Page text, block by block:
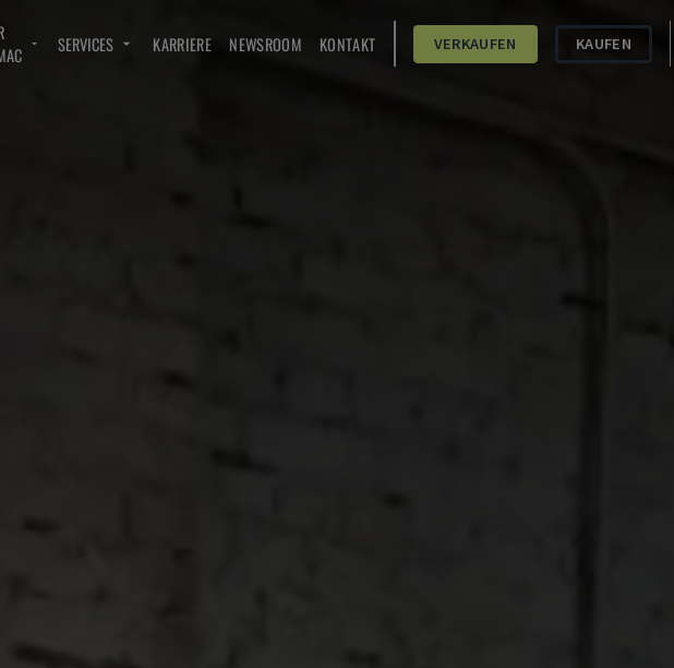
SERVICES KARRIERE NEWSROOM KONTAKT VERKAUFEN KAUFEN